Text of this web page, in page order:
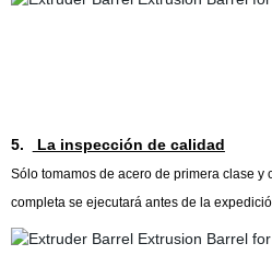
5. La inspección de calidad
Sólo tomamos de acero de primera clase
completa se ejecutará antes de la